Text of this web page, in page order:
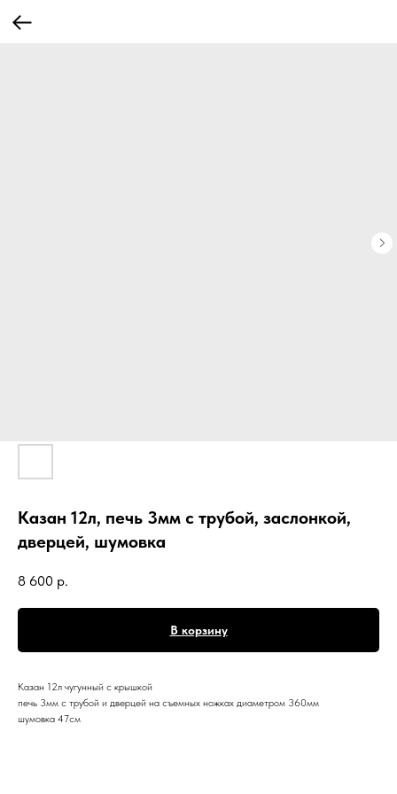
Казан 12л, печь 3мм с трубой, заслонкой,
дверцей, шумовка
8 600 р.
В корзину
Казан 12л чугунный с крышкой
печь 3мм с трубой и дверцей на съемных ножках диаметром 360мм
шумовка 47см